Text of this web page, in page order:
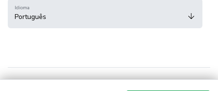
Idioma
Português